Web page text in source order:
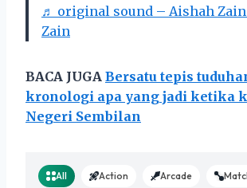
♬ original sound – Aishah
Zain
BACA JUGA Bersatu tepis
kronologi apa yang jadi ketika
Negeri Sembilan